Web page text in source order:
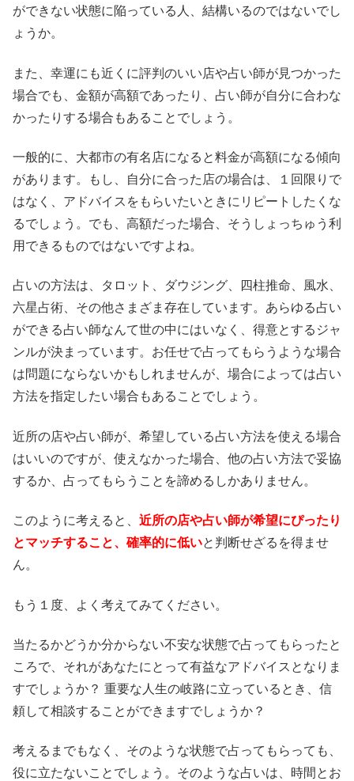
ができない状態に陥っている人、結構いるのではないでし
ょうか。
また、幸運にも近くに評判のいい店や占い師が見つかった
場合でも、金額が高額であったり、占い師が自分に合わな
かったりする場合もあることでしょう。
一般的に、大都市の有名店になると料金が高額になる傾向
があります。もし、自分に合った店の場合は、１回限りで
はなく、アドバイスをもらいたいときにリピートしたくな
るでしょう。でも、高額だった場合、そうしょっちゅう利
用できるものではないですよね。
占いの方法は、タロット、ダウジング、四柱推命、風水、
六星占術、その他さまざま存在しています。あらゆる占い
ができる占い師なんて世の中にはいなく、得意とするジャ
ンルが決まっています。お任せで占ってもらうような場合
は問題にならないかもしれませんが、場合によっては占い
方法を指定したい場合もあることでしょう。
近所の店や占い師が、希望している占い方法を使える場合
はいいのですが、使えなかった場合、他の占い方法で妥協
するか、占ってもらうことを諦めるしかありません。
このように考えると、 近所の店や占い師が希望にぴったり
とマッチすること、確率的に低いと判断せざるを得ませ
ん。
もう１度、よく考えてみてください。
当たるかどうか分からない不安な状態で占ってもらったと
ころで、それがあなたにとって有益なアドバイスとなりま
すでしょうか？ 重要な人生の岐路に立っているとき、信
頼して相談することができますでしょうか？
考えるまでもなく、そのような状態で占ってもらっても、
役に立たないことでしょう。そのような占いは、時間とお